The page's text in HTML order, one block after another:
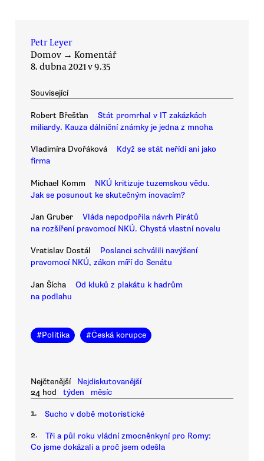
Petr Leyer
Domov → Komentář
8. dubna 2021 v 9.35
Související
Robert Břešťan
Stát promrhal v IT zakázkách
miliardy. Kauza dálniční známky je jedna z mnoha
Vladimíra Dvořáková
Když se stát neřídí ani jako
firma
Michael Komm
NKÚ kritizuje tuzemskou vědu.
Jak se posunout ke skutečným inovacím?
Jan Gruber
Vláda nepodpořila návrh Pirátů
na rozšíření pravomocí NKÚ. Chystá vlastní novelu
Vratislav Dostál
Poslanci schválili navýšení
pravomocí NKÚ, zákon míří do Senátu
Jan Šícha
Od kluků z plakátu k hadrům
na podlahu
#Politika #Česká korupce
Nejčtenější
Nejdiskutovanější
24 hod
týden měsíc
1. Sucho v době motoristické
2.
Tři a půl roku vládní zmocněnkyní pro Romy:
Co jsme dokázali a proč jsem odešla